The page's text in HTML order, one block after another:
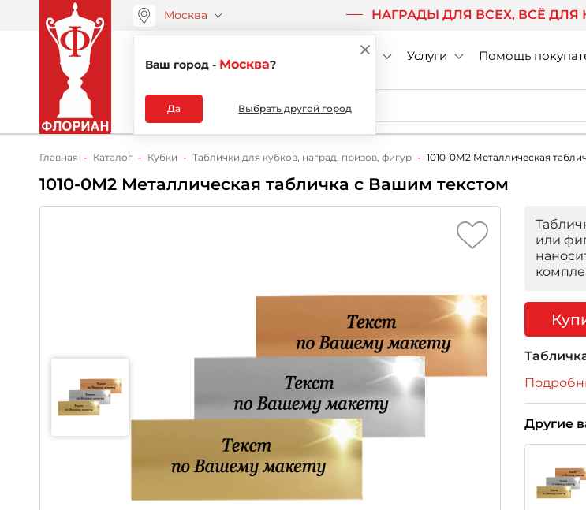
Москва
Ваш город - Москва?
Да Выбрать другой город
НАГРАДЫ ДЛЯ ВСЕХ, ВСЁ ДЛЯ
+7 (495) 730-51-48 О компании Услуги Помощь
Каталог
Главная Каталог Кубки Таблички для кубков, наград, призов, фигур 1010-0М2 Металлическая
1010-0М2 Металлическая табличка c Вашим текстом
или
Другие